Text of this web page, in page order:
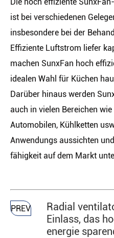
ist bei verschiedenen
insbesondere bei der
Effiziente Luftstrom liefer
machen SunxFan hoch
idealen Wahl für Küchen
Darüber hinaus werden
auch in vielen Bereichen
Automobilen, Kühlketten
Anwendungs aussichten
fähigkeit auf dem Markt
PREV
Radial
Einlass, das
energie